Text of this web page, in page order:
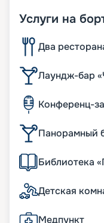
Услуги на
Два
Лаундж-бар
Конференц-
Панорамный
Библиотека
Детская
Медпункт